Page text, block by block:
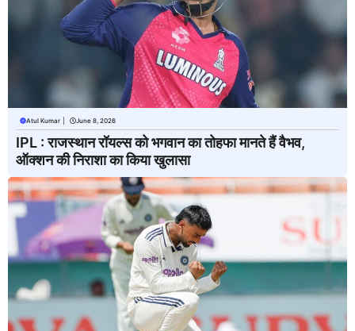
Atul Kumar June 8, 2026
IPL : राजस्थान रॉयल्स को भगवान का तोहफा मानते हैं वैभव,
ऑक्शन की निराशा का किया खुलासा